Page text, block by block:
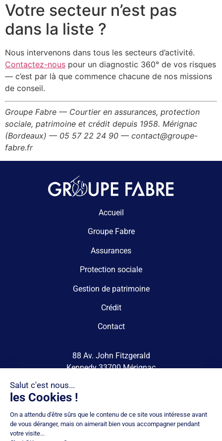
Votre secteur n’est pas
dans la liste ?
Nous intervenons dans tous les secteurs d’activité.
Contactez-nous pour un diagnostic 360° de vos risques
— c’est par là que commence chacune de nos missions
de conseil.
Groupe Fabre — Courtier en assurances, protection
sociale, patrimoine et crédit depuis 1958. Mérignac
(Bordeaux) — 05 57 22 24 90 — contact@groupe-
fabre.fr
Accueil
Groupe Fabre
Assurances
Protection sociale
Gestion de patrimoine
Crédit
Contact
88 Av. John Fitzgerald
Kennedy 33700 Mérignac
contact@groupe-fabre.fr